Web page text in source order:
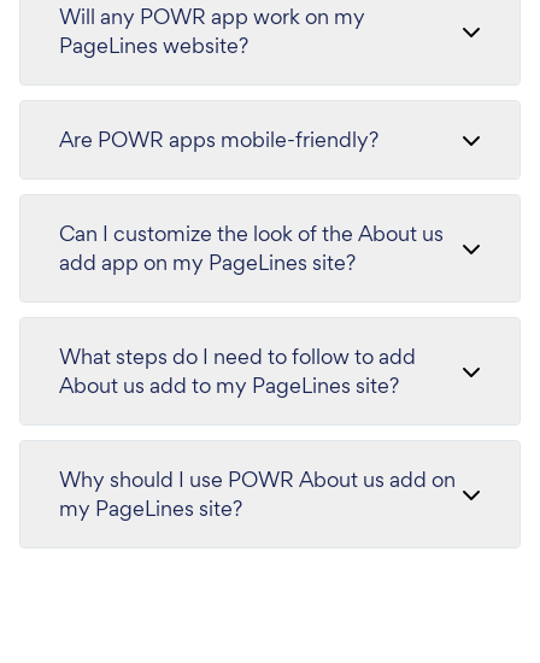
Will any POWR app work on my
PageLines website?
Are POWR apps mobile-friendly?
Can I customize the look of the About us
add app on my PageLines site?
What steps do I need to follow to add
About us add to my PageLines site?
Why should I use POWR About us add on
my PageLines site?